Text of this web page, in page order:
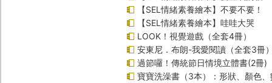
【SEL情緒素養繪本】不要不要！
【SEL情緒素養繪本】哇哇大哭
LOOK！視覺遊戲（全套4冊）
安東尼．布朗-我愛閱讀（全套3冊
過節囉！傳統節日情境立體書(2冊)
寶寶洗澡書（3本）：形狀、顏色、